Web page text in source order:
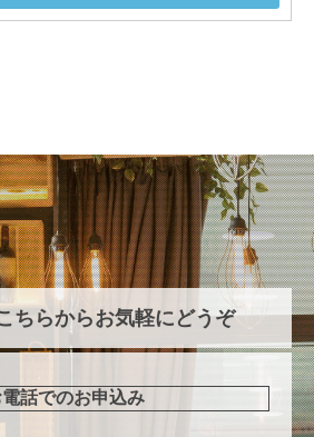
ちらからお気軽にどうぞ
電話でのお申込み